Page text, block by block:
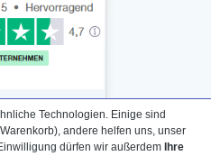
Technologien. Einige sind
andere helfen uns, unser
dürfen wir außerdem Ihre